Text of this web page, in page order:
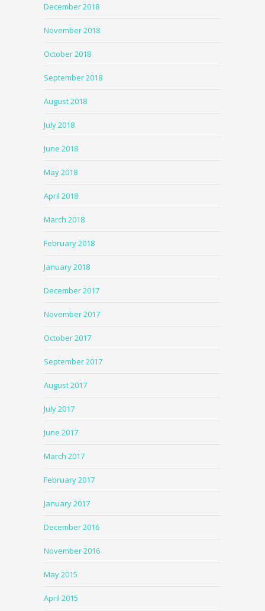
December 2018
November 2018
October 2018
September 2018
August 2018
July 2018
June 2018
May 2018
April 2018
March 2018
February 2018
January 2018
December 2017
November 2017
October 2017
September 2017
August 2017
July 2017
June 2017
March 2017
February 2017
January 2017
December 2016
November 2016
May 2015
April 2015